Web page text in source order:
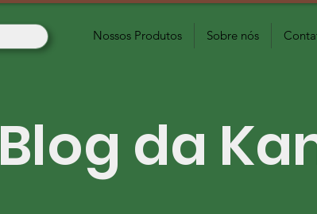
Nossos Produtos Sobre nós
Blog da